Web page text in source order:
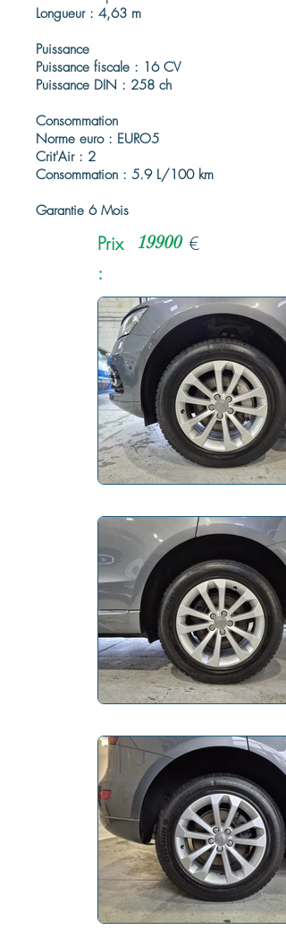
Longueur : 4,63 m
Puissance
Puissance fiscale : 16 CV
Puissance DIN : 258 ch
Consommation
Norme euro : EURO5
Crit'Air : 2
Consommation : 5.9 L/100 km
Garantie 6 Mois
Prix
:
19900 €